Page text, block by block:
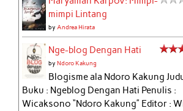
mimpi Lintang
byAndrea Hirata
Nge-blog Dengan Hati
byNdoro Kakung
Blogisme ala Ndoro Kakung
Buku : Ngeblog Dengan Hati Penulis :
Wicaksono “Ndoro Kakung” Editor :